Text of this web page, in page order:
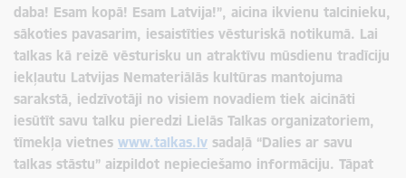
daba! Esam kopā! Esam Latvija!”, aicina ikvienu talcinieku,
sākoties pavasarim, iesaistīties vēsturiskā notikumā. Lai
talkas kā reizē vēsturisku un atraktīvu mūsdienu tradīciju
iekļautu Latvijas Nemateriālās kultūras mantojuma
sarakstā, iedzīvotāji no visiem novadiem tiek aicināti
iesūtīt savu talku pieredzi Lielās Talkas organizatoriem,
tīmekļa vietnes www.talkas.lv sadaļā “Dalies ar savu
talkas stāstu” aizpildot nepieciešamo informāciju. Tāpat